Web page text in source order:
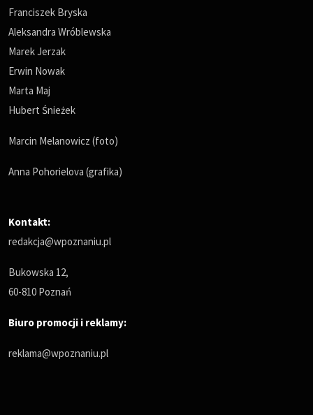
Franciszek Bryska
Aleksandra Wróblewska
Marek Jerzak
Erwin Nowak
Marta Maj
Hubert Śnieżek
Marcin Melanowicz (foto)
Anna Pohorielova (grafika)
Kontakt:
redakcja@wpoznaniu.pl
Bukowska 12,
60-810 Poznań
Biuro promocji i reklamy:
reklama@wpoznaniu.pl